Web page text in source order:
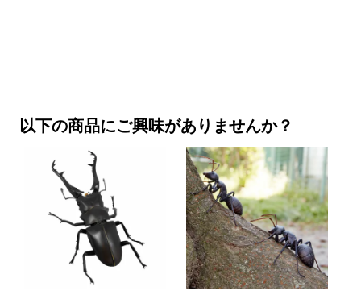
以下の商品にご興味がありませんか？